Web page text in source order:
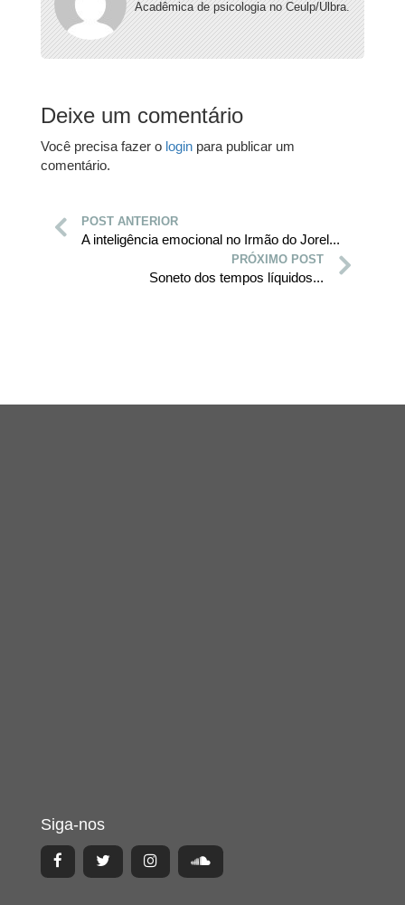
Acadêmica de psicologia no Ceulp/Ulbra.
Deixe um comentário
Você precisa fazer o login para publicar um
comentário.
POST ANTERIOR
A inteligência emocional no Irmão do Jorel...
PRÓXIMO POST
Soneto dos tempos líquidos...
Siga-nos